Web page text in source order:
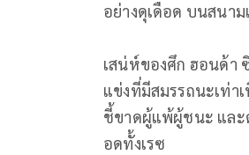
อย่างดุเดือด บนสนา
เสน่ห์ของศึก ฮอนด้า
แข่งที่มีสมรรถนะเท่า
ชี้ขาดผู้แพ้ผู้ชนะ และ
อดทั้งเรซ